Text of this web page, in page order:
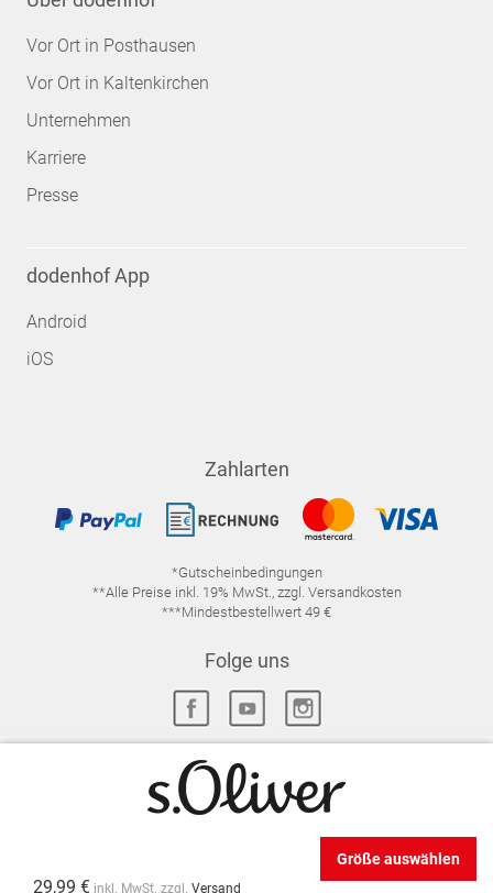
29,99 € inkl. MwSt. zzgl. Versand
Größe auswählen
Vor Ort in Posthausen
Vor Ort in Kaltenkirchen
Unternehmen
Karriere
Presse
dodenhof App
Android
iOS
Zahlarten
*Gutscheinbedingungen
**Alle Preise inkl. 19% MwSt., zzgl. Versandkosten
***Mindestbestellwert 49 €
Folge uns
FAQ
DATENSCHUTZ
WIDERRUFSRECHT
VERTRAG WIDERRUFEN